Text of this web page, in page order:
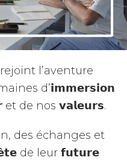
l’aventure
d’𝗶𝗺𝗺𝗲𝗿𝘀𝗶𝗼𝗻
de nos 𝘃𝗮𝗹𝗲𝘂𝗿𝘀.
des échanges et
de leur 𝗳𝘂𝘁𝘂𝗿𝗲